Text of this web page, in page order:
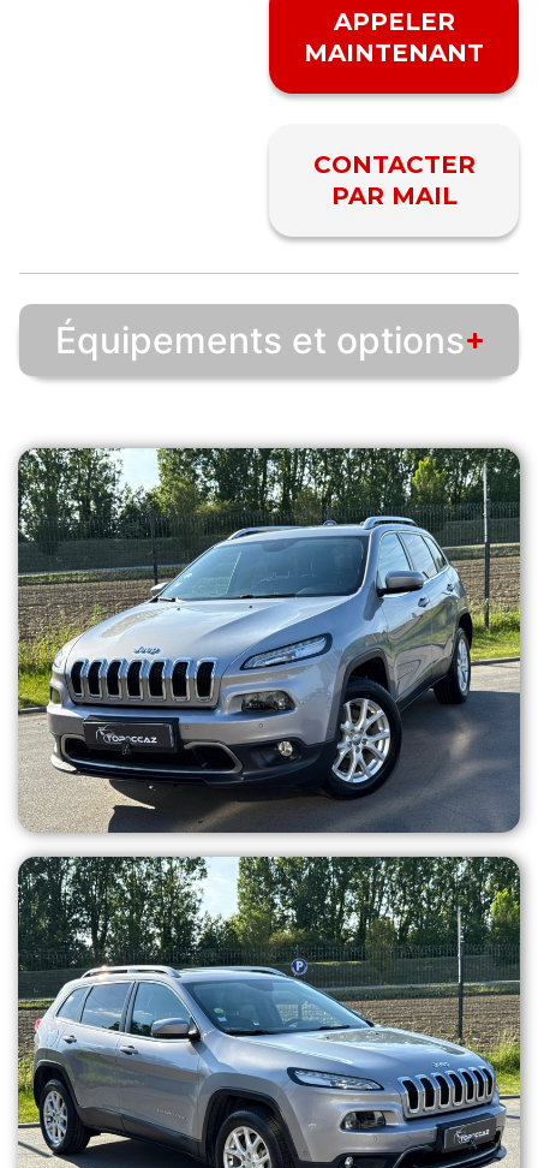
APPELER
MAINTENANT
CONTACTER
PAR MAIL
Équipements et options